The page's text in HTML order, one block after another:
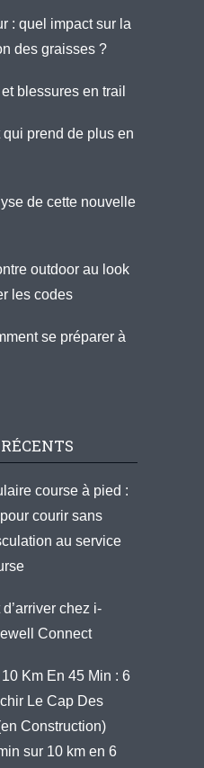
: quel impact sur la
des graisses ?
blessures en trail
prend de plus en
de cette nouvelle
outdoor au look
les codes
se préparer à
course à pied :
courir sans
au service
d’arriver chez i-
Connect
Km En 45 Min : 6
Le Cap Des
Construction)
sur 10 km en 6